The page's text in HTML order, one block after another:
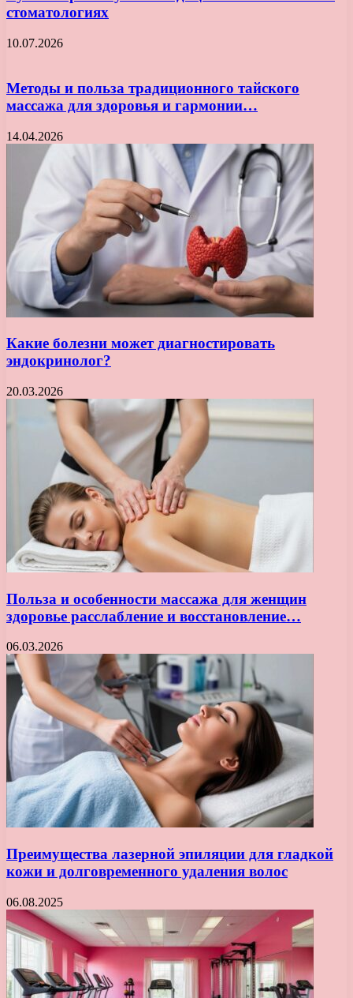
стоматологиях
10.07.2026
Методы и польза традиционного тайского
массажа для здоровья и гармонии…
14.04.2026
Какие болезни может диагностировать
эндокринолог?
20.03.2026
Польза и особенности массажа для женщин
здоровье расслабление и восстановление…
06.03.2026
Преимущества лазерной эпиляции для гладкой
кожи и долговременного удаления волос
06.08.2025